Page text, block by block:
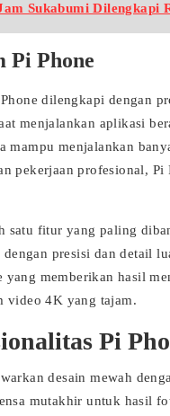
Sukabumi
Pi Phone
dilengkapi dengan
menjalankan aplikasi
mampu menjalankan
pekerjaan profesional, Pi
satu fitur yang paling
presisi dan detail
yang memberikan hasil
video 4K yang tajam.
Pi
desain mewah
mutakhir untuk hasil